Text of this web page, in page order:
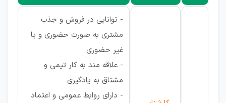
- توانایی در فروش و جذب
مشتری به صورت حضوری و یا
غیر حضوری
- علاقه مند به کار تیمی و
مشتاق به یادگیری
- دارای روابط عمومی و اعتماد